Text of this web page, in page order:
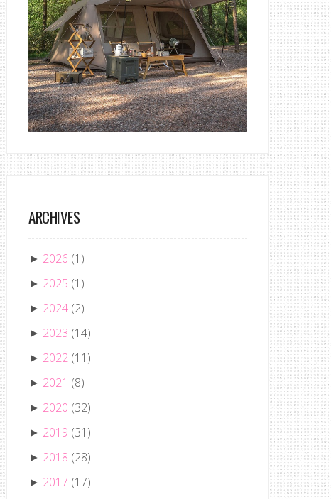
ARCHIVES
► 2026 (1)
► 2025 (1)
► 2024 (2)
► 2023 (14)
► 2022 (11)
► 2021 (8)
► 2020 (32)
► 2019 (31)
► 2018 (28)
► 2017 (17)